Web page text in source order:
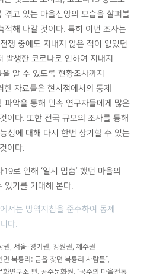
겪고 있는 마을신앙의 모습을 살펴볼
적해 나갈 것이다. 특히 이번 조사는
쟁 중에도 지내지 않은 적이 없었던
발생한 코로나로 인하여 지내지
알 수 있도록 현황조사까지
한 자료들은 현시점에서의 동제
파악을 통해 민속 연구자들에게 많은
이다. 또한 전국 규모의 조사를 통해
성에 대해 다시 한번 상기할 수 있는
이다.
로 인해 ‘일시 멈춤’ 했던 마을의
있기를 기대해 본다.
서는 방역지침을 준수하여 동제
다.
권, 서울·경기권, 강원권, 제주권
복룡리: 금을 찾던 복룡리 사람들”,
연구소 편. 공주문화원, “공주의 마을전통